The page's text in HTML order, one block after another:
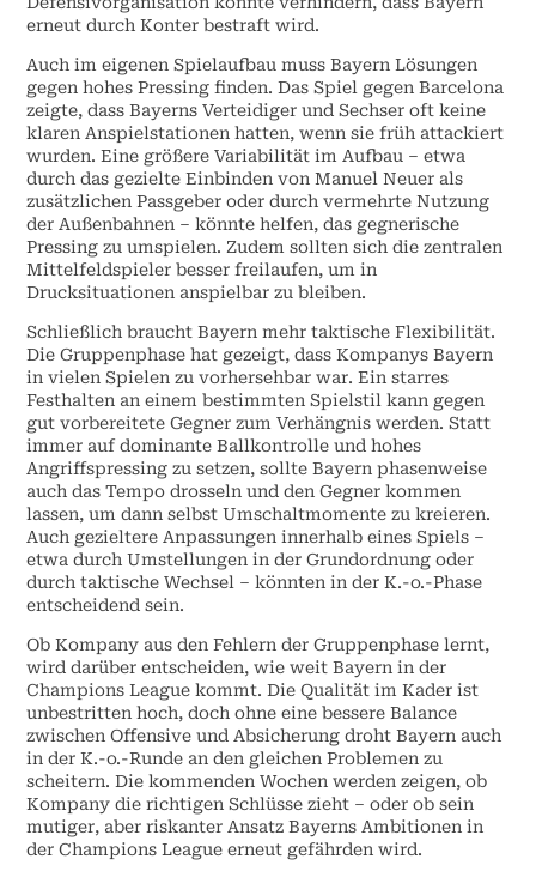
erneut durch Konter bestraft wird.
Auch im eigenen Spielaufbau muss Bayern Lösungen
gegen hohes Pressing finden. Das Spiel gegen Barcelona
zeigte, dass Bayerns Verteidiger und Sechser oft keine
klaren Anspielstationen hatten, wenn sie früh attackiert
wurden. Eine größere Variabilität im Aufbau – etwa
durch das gezielte Einbinden von Manuel Neuer als
zusätzlichen Passgeber oder durch vermehrte Nutzung
der Außenbahnen – könnte helfen, das gegnerische
Pressing zu umspielen. Zudem sollten sich die zentralen
Mittelfeldspieler besser freilaufen, um in
Drucksituationen anspielbar zu bleiben.
Schließlich braucht Bayern mehr taktische Flexibilität.
Die Gruppenphase hat gezeigt, dass Kompanys Bayern
in vielen Spielen zu vorhersehbar war. Ein starres
Festhalten an einem bestimmten Spielstil kann gegen
gut vorbereitete Gegner zum Verhängnis werden. Statt
immer auf dominante Ballkontrolle und hohes
Angriffspressing zu setzen, sollte Bayern phasenweise
auch das Tempo drosseln und den Gegner kommen
lassen, um dann selbst Umschaltmomente zu kreieren.
Auch gezieltere Anpassungen innerhalb eines Spiels –
etwa durch Umstellungen in der Grundordnung oder
durch taktische Wechsel – könnten in der K.-o.-Phase
entscheidend sein.
Ob Kompany aus den Fehlern der Gruppenphase lernt,
wird darüber entscheiden, wie weit Bayern in der
Champions League kommt. Die Qualität im Kader ist
unbestritten hoch, doch ohne eine bessere Balance
zwischen Offensive und Absicherung droht Bayern auch
in der K.-o.-Runde an den gleichen Problemen zu
scheitern. Die kommenden Wochen werden zeigen, ob
Kompany die richtigen Schlüsse zieht – oder ob sein
mutiger, aber riskanter Ansatz Bayerns Ambitionen in
der Champions League erneut gefährden wird.